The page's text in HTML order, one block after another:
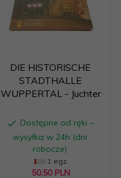
DIE HISTORISCHE
STADTHALLE
WUPPERTAL - Juchter
Dostępne od ręki –
wysyłka w 24h (dni
robocze)
1 egz.
50,50 PLN